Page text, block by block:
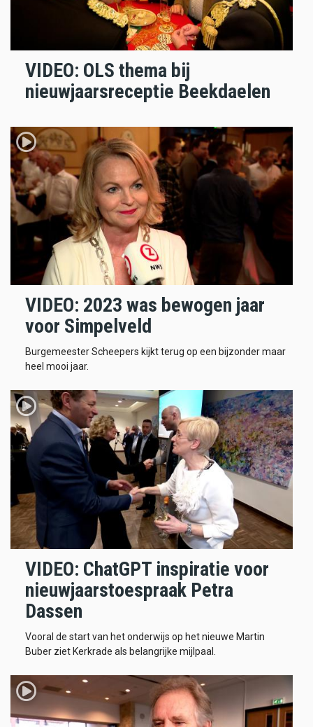
VIDEO: OLS thema bij
nieuwjaarsreceptie Beekdaelen
VIDEO: 2023 was bewogen jaar
voor Simpelveld
Burgemeester Scheepers kijkt terug op een bijzonder maar
heel mooi jaar.
VIDEO: ChatGPT inspiratie voor
nieuwjaarstoespraak Petra
Dassen
Vooral de start van het onderwijs op het nieuwe Martin
Buber ziet Kerkrade als belangrijke mijlpaal.